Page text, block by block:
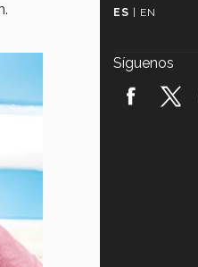
ES | EN
Síguenos